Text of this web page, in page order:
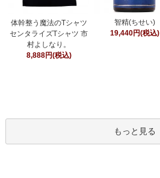
体幹整う魔法のTシャツ
センタライズTシャツ 市
村よしなり。
8,888円(税込)
智精(ちせい)
19,440円(税込)
もっと見る